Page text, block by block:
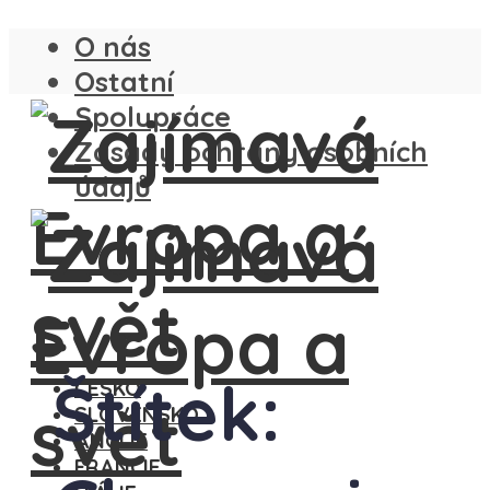
O nás
Ostatní
Spolupráce
Zásady ochrany osobních
údajů
ČESKO
SLOVENSKO
ANGLIE
FRANCIE
Štítek: